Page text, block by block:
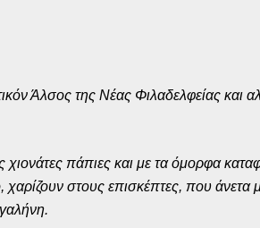
Άλσος της Νέας Φιλαδελφείας και
χιονάτες πάπιες και με τα όμορφα
χαρίζουν στους επισκέπτες, που